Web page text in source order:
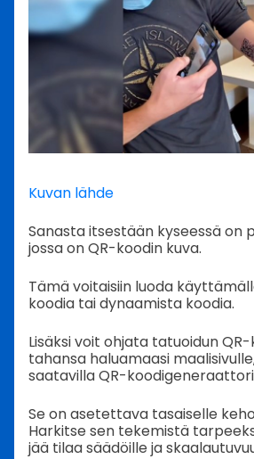
Kuvan lähde
Sanasta itsestään kyseessä on
jossa on QR-koodin kuva.
Tämä voitaisiin luoda
koodia tai dynaamista koodia.
Lisäksi voit ohjata tatuoidun
tahansa haluamaasi
saatavilla QR-
Se on asetettava tasaiselle
Harkitse sen tekemistä
jää tilaa säädöille ja